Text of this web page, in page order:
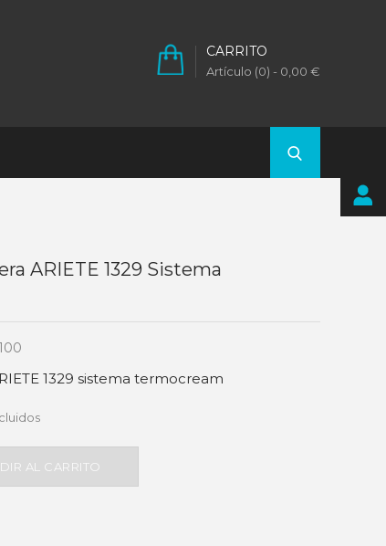
CARRITO
Artículo (0) - 0,00 €
ARIETE 1329 Sistema
1329 sistema termocream
AL CARRITO